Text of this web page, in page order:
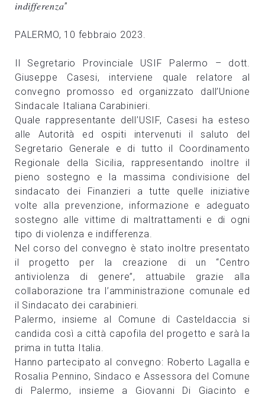
𝑖𝑛𝑑𝑖𝑓𝑓𝑒𝑟𝑒𝑛𝑧𝑎”
PALERMO, 10 febbraio 2023.
Il Segretario Provinciale USIF Palermo – dott.
Giuseppe Casesi, interviene quale relatore al
convegno promosso ed organizzato dall’Unione
Sindacale Italiana Carabinieri.
Quale rappresentante dell’USIF, Casesi ha esteso
alle Autorità ed ospiti intervenuti il saluto del
Segretario Generale e di tutto il Coordinamento
Regionale della Sicilia, rappresentando inoltre il
pieno sostegno e la massima condivisione del
sindacato dei Finanzieri a tutte quelle iniziative
volte alla prevenzione, informazione e adeguato
sostegno alle vittime di maltrattamenti e di ogni
tipo di violenza e indifferenza.
Nel corso del convegno è stato inoltre presentato
il progetto per la creazione di un “Centro
antiviolenza di genere”, attuabile grazie alla
collaborazione tra l’amministrazione comunale ed
il Sindacato dei carabinieri.
Palermo, insieme al Comune di Casteldaccia si
candida così a città capofila del progetto e sarà la
prima in tutta Italia.
Hanno partecipato al convegno: Roberto Lagalla e
Rosalia Pennino, Sindaco e Assessora del Comune
di Palermo, insieme a Giovanni Di Giacinto e